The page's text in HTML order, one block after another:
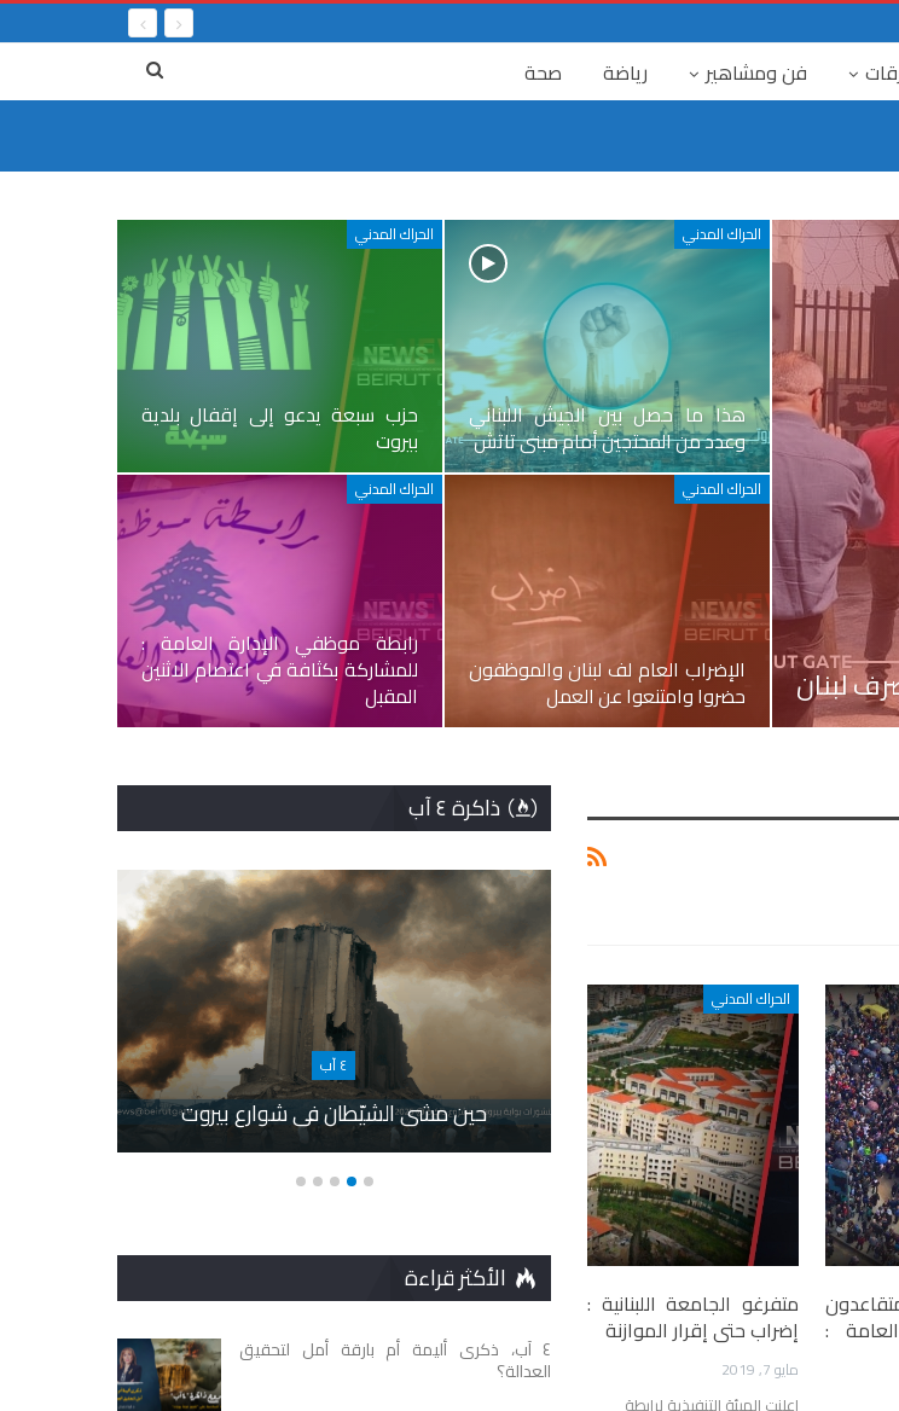
فن ومشاهير رياضة صحة
لبنان
الحراك المدني
هذا ما حصل بين الجيش اللبناني
وعدد من المحتجين أمام مبنى تاتش
الحراك المدني
حزب سبعة يدعو إلى إقفال بلدية
بيروت
الحراك المدني
الإضراب العام لف لبنان والموظفون
حضروا وامتنعوا عن العمل
الحراك المدني
رابطة موظفي الإدارة العامة :
للمشاركة بكثافة في اعتصام الاثنين
المقبل
:
الحراك المدني
متفرغو الجامعة اللبنانية :
إضراب حتى إقرار الموازنة
مايو 7, 2019
اعلنت الهيئة التنفيذية لرابطة
ذاكرة ٤ آب
آب… حين توقف الزمن وما زالت
العدالة تنتظر
٤ آب
حين مشى الشيّطان في شوارع بيروت
الأكثر قراءة
٤ آب، ذكرى أليمة أم بارقة أمل لتحقيق
العدالة؟